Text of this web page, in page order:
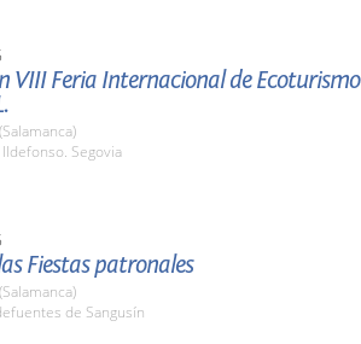
VIII Feria Internacional de Ecoturismo
Ildefonso. Segovia
Fiestas patronales
de Sangusín